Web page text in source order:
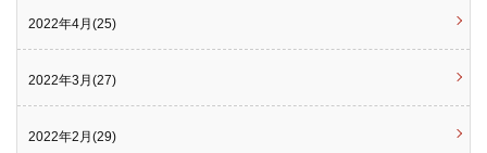
2022年4月(25)
2022年3月(27)
2022年2月(29)